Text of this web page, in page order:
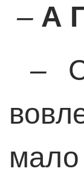
– А
–
мало